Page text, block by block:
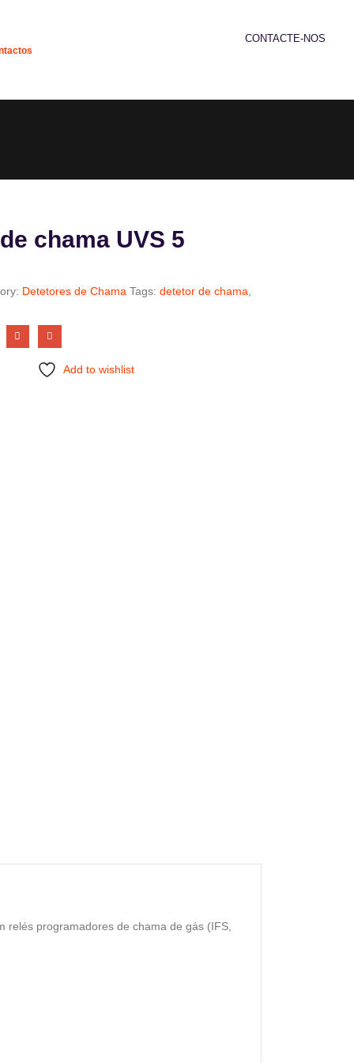
CONTACTE-NOS
chama UVS 5
Detetores de Chama Tags: detetor de chama
Add to wishlist
programadores de chama de gás (IFS,